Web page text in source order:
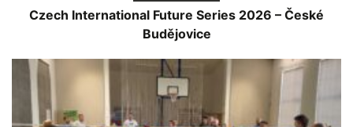
Czech International Future Series 2026 – České
Budějovice